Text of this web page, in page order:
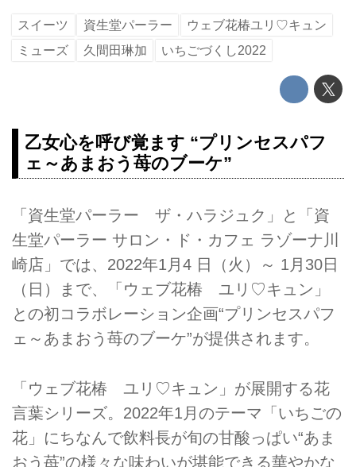
スイーツ 資生堂パーラー
ウェブ花椿ユリ♡キュン
ミューズ
久間田琳加 いちごづくし2022
乙女心を呼び覚ます “プリンセスパフ
ェ～あまおう苺のブーケ”
「資生堂パーラー ザ・ハラジュク」と「資
生堂パーラー サロン・ド・カフェ ラゾーナ川
崎店」では、2022年1月4 日（火）～ 1月30日
（日）まで、「ウェブ花椿 ユリ♡キュン」
との初コラボレーション企画“プリンセスパフ
ェ～あまおう苺のブーケ”が提供されます。
「ウェブ花椿 ユリ♡キュン」が展開する花
言葉シリーズ。2022年1月のテーマ「いちごの
花」にちなんで飲料長が旬の甘酸っぱい“あま
おう苺”の様々な味わいが堪能できる華やかな